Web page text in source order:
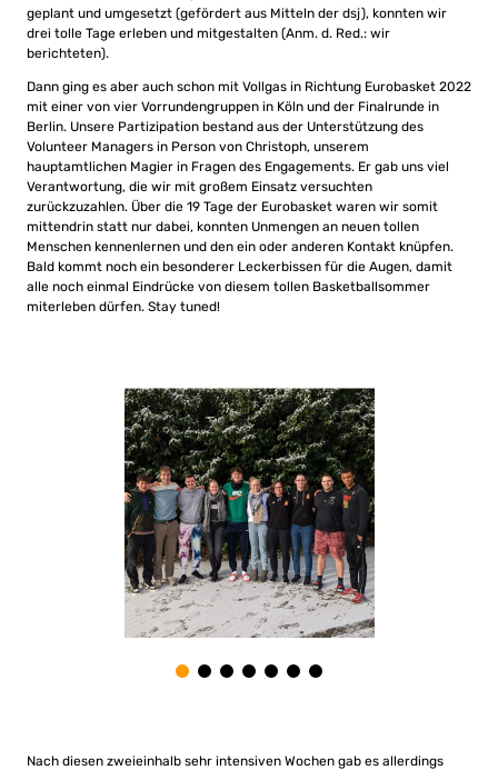
geplant und umgesetzt (gefördert aus Mitteln der dsj), konnten wir
drei tolle Tage erleben und mitgestalten (Anm. d. Red.: wir
berichteten).
Dann ging es aber auch schon mit Vollgas in Richtung Eurobasket 2022
mit einer von vier Vorrundengruppen in Köln und der Finalrunde in
Berlin. Unsere Partizipation bestand aus der Unterstützung des
Volunteer Managers in Person von Christoph, unserem
hauptamtlichen Magier in Fragen des Engagements. Er gab uns viel
Verantwortung, die wir mit großem Einsatz versuchten
zurückzuzahlen. Über die 19 Tage der Eurobasket waren wir somit
mittendrin statt nur dabei, konnten Unmengen an neuen tollen
Menschen kennenlernen und den ein oder anderen Kontakt knüpfen.
Bald kommt noch ein besonderer Leckerbissen für die Augen, damit
alle noch einmal Eindrücke von diesem tollen Basketballsommer
miterleben dürfen. Stay tuned!
Nach diesen zweieinhalb sehr intensiven Wochen gab es allerdings